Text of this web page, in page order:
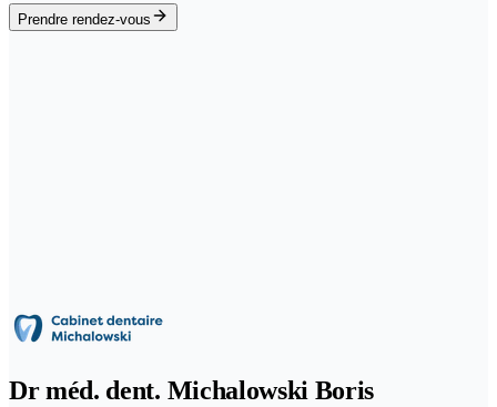
Prendre rendez-vous
Dr méd. dent. Michalowski Boris